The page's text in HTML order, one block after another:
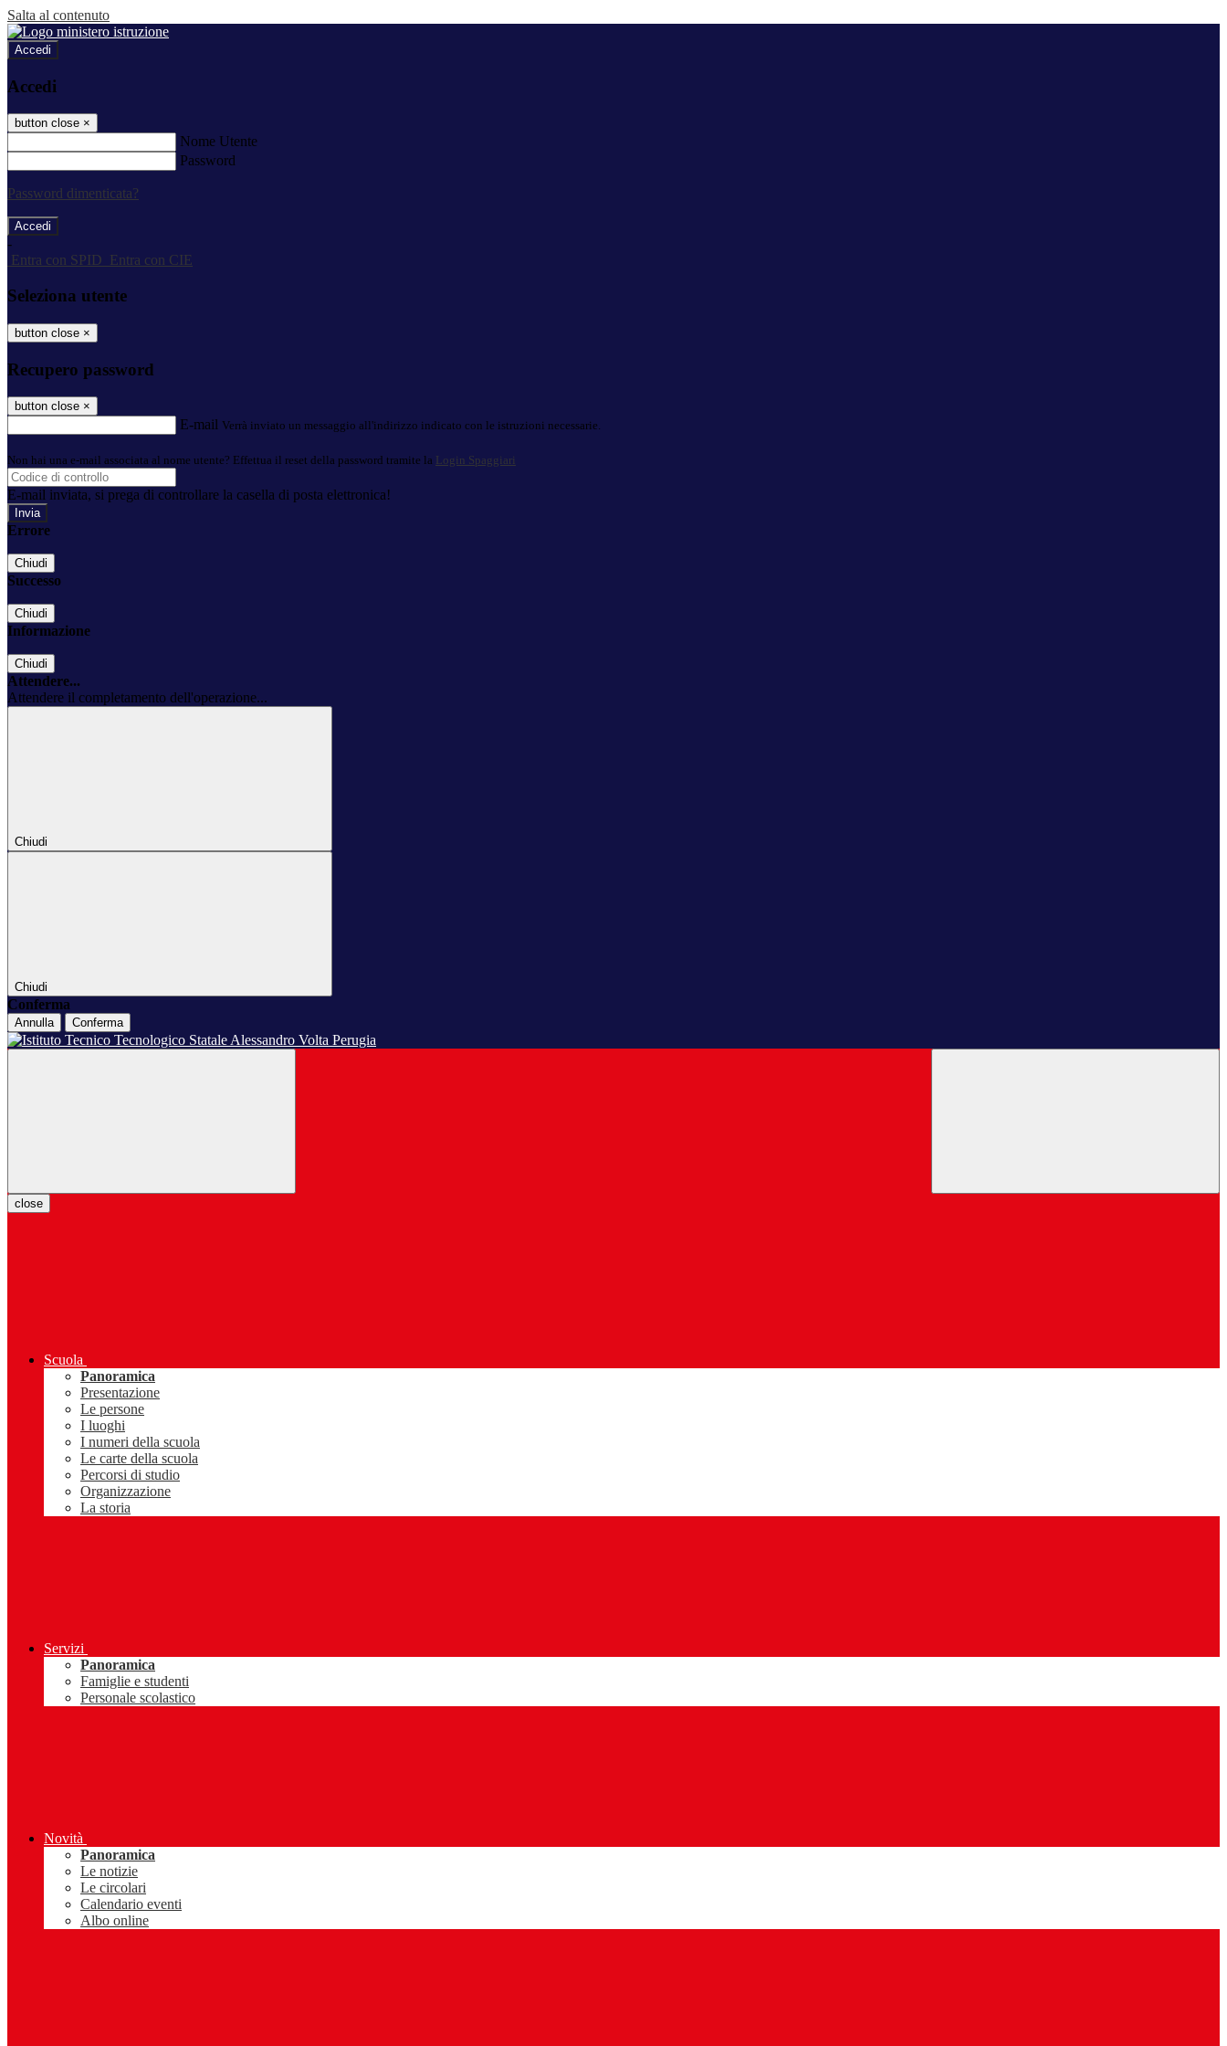
Salta al contenuto
Accedi
Accedi
button close ×
Nome Utente
Password
Password dimenticata?
-
Entra con SPID
Entra con CIE
Seleziona utente
button close ×
Recupero password
button close ×
E-mail Verrà inviato un messaggio all'indirizzo indicato con le istruzioni necessarie.
Non hai una e-mail associata al nome utente? Effettua il reset della password tramite la Login Spaggiari
E-mail inviata, si prega di controllare la casella di posta elettronica!
Errore
Chiudi
Successo
Chiudi
Informazione
Chiudi
Attendere...
Attendere il completamento dell'operazione...
Chiudi
Chiudi
Conferma
Annulla Conferma
close
Scuola
Panoramica
Presentazione
Le persone
I luoghi
I numeri della scuola
Le carte della scuola
Percorsi di studio
Organizzazione
La storia
Servizi
Panoramica
Famiglie e studenti
Personale scolastico
Novità
Panoramica
Le notizie
Le circolari
Calendario eventi
Albo online